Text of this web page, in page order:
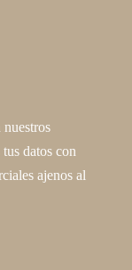
datos con
ajenos al